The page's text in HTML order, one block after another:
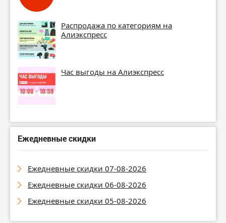
Распродажа по категориям на
Алиэкспресс
Час выгоды на Алиэкспресс
Ежедневные скидки
Ежедневные скидки 07-08-2026
Ежедневные скидки 06-08-2026
Ежедневные скидки 05-08-2026